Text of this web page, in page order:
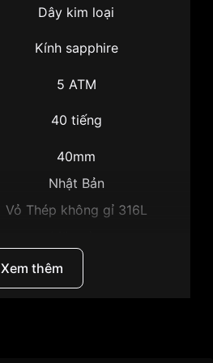
Dây kim loại
Kính sapphire
5 ATM
40 tiếng
40mm
Nhật Bản
Vỏ Thép không gỉ 316L
Vỏ Màu Đen
Sang trọng
Xem thêm